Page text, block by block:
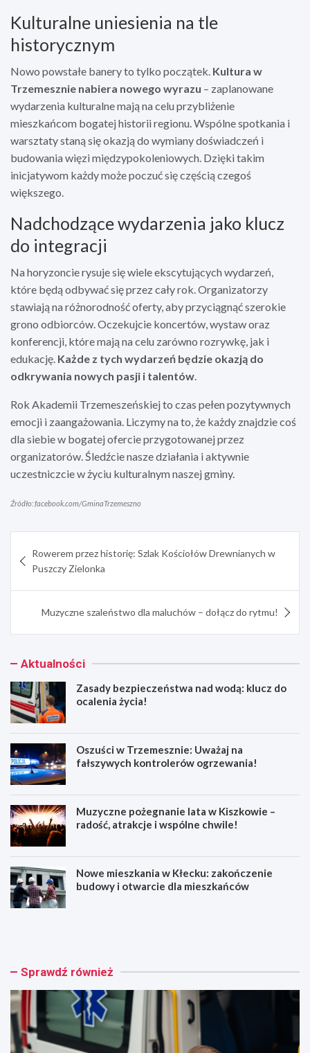
Kulturalne uniesienia na tle
historycznym
Nowo powstałe banery to tylko początek. Kultura w
Trzemesznie nabiera nowego wyrazu – zaplanowane
wydarzenia kulturalne mają na celu przybliżenie
mieszkańcom bogatej historii regionu. Wspólne spotkania i
warsztaty staną się okazją do wymiany doświadczeń i
budowania więzi międzypokoleniowych. Dzięki takim
inicjatywom każdy może poczuć się częścią czegoś
większego.
Nadchodzące wydarzenia jako klucz
do integracji
Na horyzoncie rysuje się wiele ekscytujących wydarzeń,
które będą odbywać się przez cały rok. Organizatorzy
stawiają na różnorodność oferty, aby przyciągnąć szerokie
grono odbiorców. Oczekujcie koncertów, wystaw oraz
konferencji, które mają na celu zarówno rozrywkę, jak i
edukację. Każde z tych wydarzeń będzie okazją do
odkrywania nowych pasji i talentów.
Rok Akademii Trzemeszeńskiej to czas pełen pozytywnych
emocji i zaangażowania. Liczymy na to, że każdy znajdzie coś
dla siebie w bogatej ofercie przygotowanej przez
organizatorów. Śledźcie nasze działania i aktywnie
uczestniczcie w życiu kulturalnym naszej gminy.
Źródło: facebook.com/GminaTrzemeszno
wpisu
Rowerem przez historię: Szlak Kościołów Drewnianych w
Puszczy Zielonka
Muzyczne szaleństwo dla maluchów – dołącz do rytmu!
Aktualności
Zasady bezpieczeństwa nad wodą: klucz do
ocalenia życia!
Oszuści w Trzemesznie: Uważaj na
fałszywych kontrolerów ogrzewania!
Muzyczne pożegnanie lata w Kiszkowie –
radość, atrakcje i wspólne chwile!
Nowe mieszkania w Kłecku: zakończenie
budowy i otwarcie dla mieszkańców
Z
y
e
z
p
i
O
c
w
T
r
z
Sprawdź również